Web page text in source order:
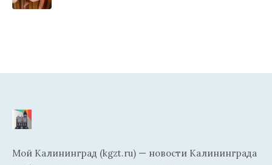
Мой Калининград (kgzt.ru) — новости Калининграда